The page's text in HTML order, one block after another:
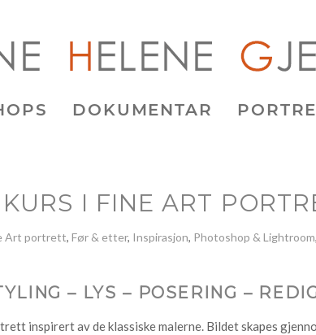
DOKUMENTAR
KURS I FINE ART
Art portrett, Før & etter, Inspirasjon, Photoshop & Lightroom,
– LYS – POSERING –
inspirert av de klassiske malerne. Bildet skapes